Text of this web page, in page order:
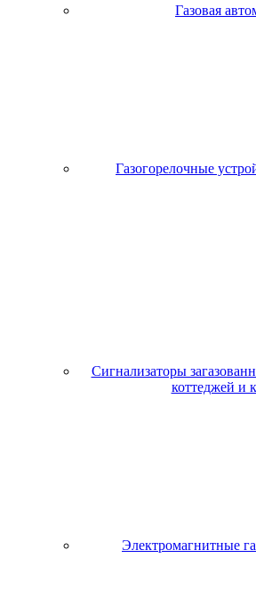
Газовая
Газогорелочные
Сигнализаторы
коттеджей и
Электромагнитные